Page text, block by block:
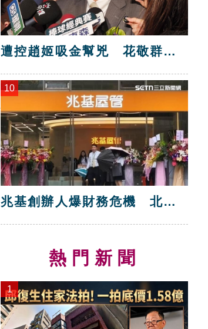
遭控趙姬吸金幫兇 花敬群
10
兆基創辦人爆財務危機 北市
熱門新聞
1